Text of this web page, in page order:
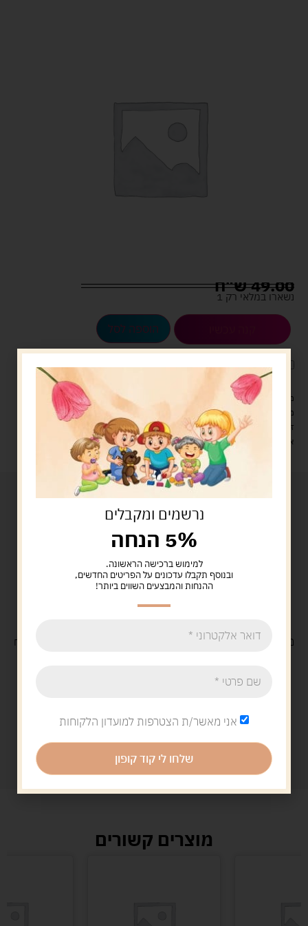
49.00ש"ח
נשארו במלאי רק 1
הוספה לסל
לארוז את המוצר באריזת מתנה5.00 ש"ח ?
מעל 329 ש"ח, משלוח עם שליח עד הבית חינם! – 0 ₪
משלוח עם שליח עד הבית: 29 ש"ח
זמן אספקה: עד 4 ימי עסקים.
איסוף עצמי: מ"ביתר טויס" רחוב בניין דוד 18, ביתר עילית.
משלוח חינםבקנייה מעל 329 ש"ח
מוצרים קשורים
נרשמים ומקבלים
5% הנחה
למימוש ברכישה הראשונה.
ובנוסף תקבלו עדכונים על הפריטים החדשים,
ההנחות והמבצעים השווים ביותר!
אני מאשר/ת הצטרפות למועדון הלקוחות
שלחו לי קוד קופון